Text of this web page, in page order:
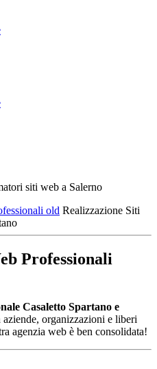
siti web a Salerno
old Realizzazione Siti
Professionali
Casaletto Spartano e
organizzazioni e liberi
agenzia web è ben consolidata!